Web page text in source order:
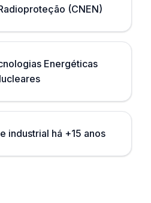
(CNEN)
Energéticas
industrial há +15 anos